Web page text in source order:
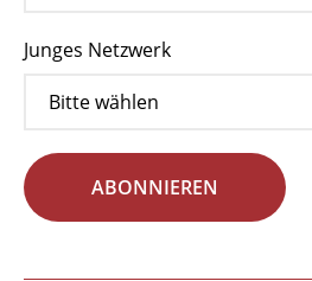
Junges Netzwerk
ABONNIEREN